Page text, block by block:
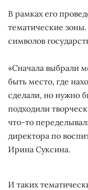
В рамках его
тематические
символов
«Сначала выбрали
быть место, где
сделали, но нужно
подходили
что-то
директора по
Ирина Суксина.
И таких